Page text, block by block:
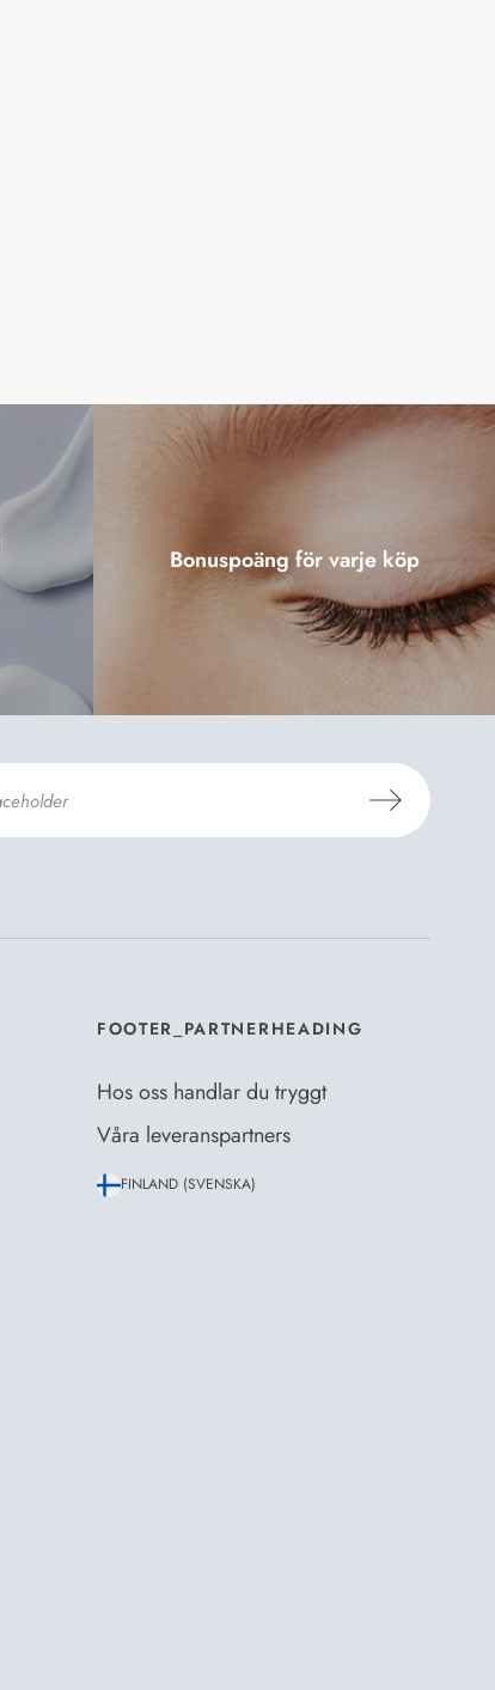
Bonuspoäng för varje köp
FOOTER_PARTNERHEADING
Hos oss handlar du tryggt
Våra leveranspartners
FINLAND (SVENSKA)